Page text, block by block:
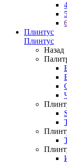
Плинтус
Плинтус
Назад